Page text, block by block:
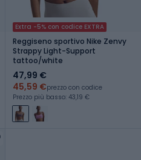
Extra -5% con codice EXTRA
Reggiseno sportivo Nike Zenvy
Strappy Light-Support
tattoo/white
47,99 €
45,59 €prezzo con codice
Prezzo più basso: 43,19 €